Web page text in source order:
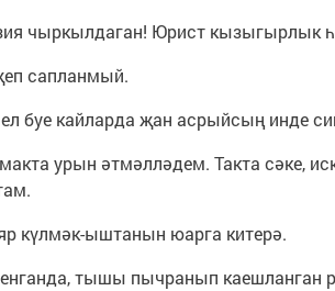
чыркылдаган! Юрист кызыгырлык
сапланмый.
буе кайларда җан асрыйсың инде
урын әтмәлләдем. Такта сәке,
күлмәк-ыштанын юарга китерә.
тышы пычранып